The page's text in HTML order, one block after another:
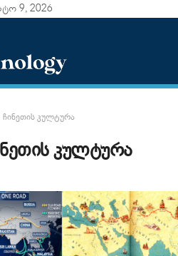
9, 2026
ჩინეთის კულტურა
კულტურა